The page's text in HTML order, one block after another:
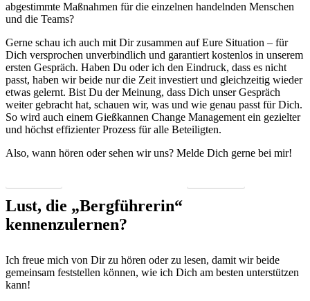
abges­timmte Maß­nah­men für die einzel­nen han­del­nden Men­schen
und die Teams?
Gerne schau ich auch mit Dir zusam­men auf Eure Sit­u­a­tion – für
Dich ver­sprochen unverbindlich und garantiert kosten­los in unserem
ersten Gespräch. Haben Du oder ich den Ein­druck, dass es nicht
passt, haben wir bei­de nur die Zeit investiert und gle­ichzeit­ig wieder
etwas gel­ernt. Bist Du der Mei­n­ung, dass Dich unser Gespräch
weit­er gebracht hat, schauen wir, was und wie genau passt für Dich.
So wird auch einem Gießkan­nen Change Man­age­ment ein geziel­ter
und höchst effizien­ter Prozess für alle Beteiligten.
Also, wann hören oder sehen wir uns? Melde Dich gerne bei mir!
Lust, die „Bergführerin“
kennenzulernen?
Ich freue mich von Dir zu hören oder zu lesen, damit wir bei­de
gemein­sam fest­stellen kön­nen, wie ich Dich am besten unter­stützen
kann!